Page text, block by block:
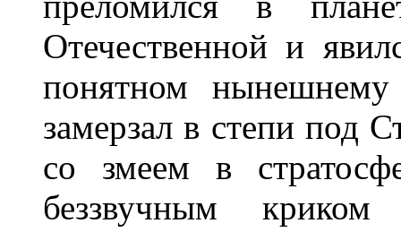
Отечественной и
понятном нынешнему
замерзал в степи под
со змеем в
беззвучным